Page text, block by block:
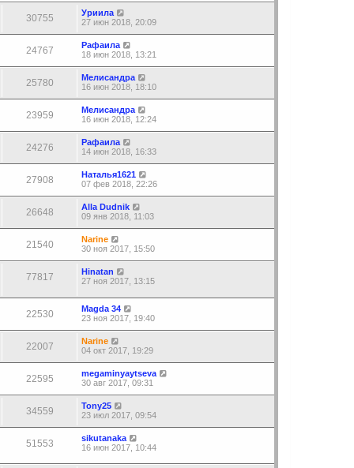
30755
Уриила
27 июн 2018, 20:09
24767
Рафаила
18 июн 2018, 13:21
25780
Мелисандра
16 июн 2018, 18:10
23959
Мелисандра
16 июн 2018, 12:24
24276
Рафаила
14 июн 2018, 16:33
27908
Наталья1621
07 фев 2018, 22:26
26648
Alla Dudnik
09 янв 2018, 11:03
21540
Narine
30 ноя 2017, 15:50
77817
Hinatan
27 ноя 2017, 13:15
22530
Magda 34
23 ноя 2017, 19:40
22007
Narine
04 окт 2017, 19:29
22595
megaminyaytseva
30 авг 2017, 09:31
34559
Tony25
23 июл 2017, 09:54
51553
sikutanaka
16 июн 2017, 10:44